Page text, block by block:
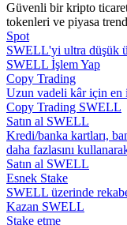
Vadeli İşlemler
Ticaret stratejileri
Nasıl kârlı
Güvenli bir kripto
tokenleri ve piyasa
Spot
SWELL'yi ultra düşük
SWELL İşlem Yap
Copy Trading
Uzun vadeli kâr için
Copy Trading SWELL
Satın al SWELL
Kredi/banka kartları,
daha fazlasını
Satın al SWELL
Esnek Stake
SWELL üzerinde
Kazan SWELL
Stake etme